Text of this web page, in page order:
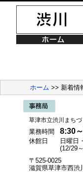
ホーム >> 新着情
草津市立渋川まち
業務時間 8:30
休館日
日曜日
(12/29
〒525-0025
滋賀県草津市西渋